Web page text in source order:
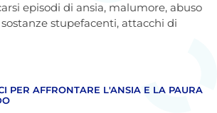
episodi di ansia, malumore, abuso
stupefacenti, attacchi di
PER AFFRONTARE L'ANSIA E LA PAURA